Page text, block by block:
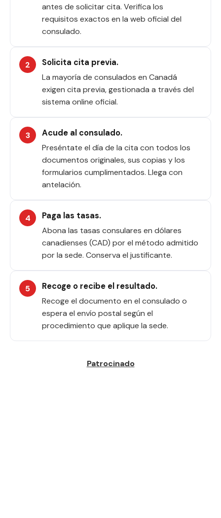
antes de solicitar cita. Verifica los
requisitos exactos en la web oficial del
consulado.
Solicita cita previa.
La mayoría de consulados en Canadá
exigen cita previa, gestionada a través del
sistema online oficial.
Acude al consulado.
Preséntate el día de la cita con todos los
documentos originales, sus copias y los
formularios cumplimentados. Llega con
antelación.
Paga las tasas.
Abona las tasas consulares en dólares
canadienses (CAD) por el método admitido
por la sede. Conserva el justificante.
Recoge o recibe el resultado.
Recoge el documento en el consulado o
espera el envío postal según el
procedimiento que aplique la sede.